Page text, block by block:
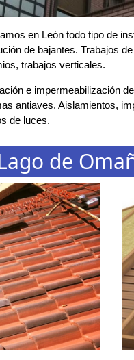
en León todo tipo de
de bajantes. Trabajos
trabajos verticales.
e impermeabilización
antiaves. Aislamientos,
de luces.
de